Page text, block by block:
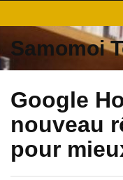
Samomoi
Google
nouveau
pour